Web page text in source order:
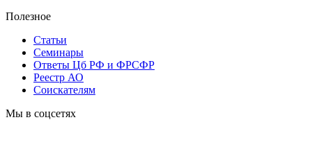
Полезное
Статьи
Cеминары
Ответы Цб РФ и ФРСФР
Реестр АО
Соискателям
Мы в соцсетях